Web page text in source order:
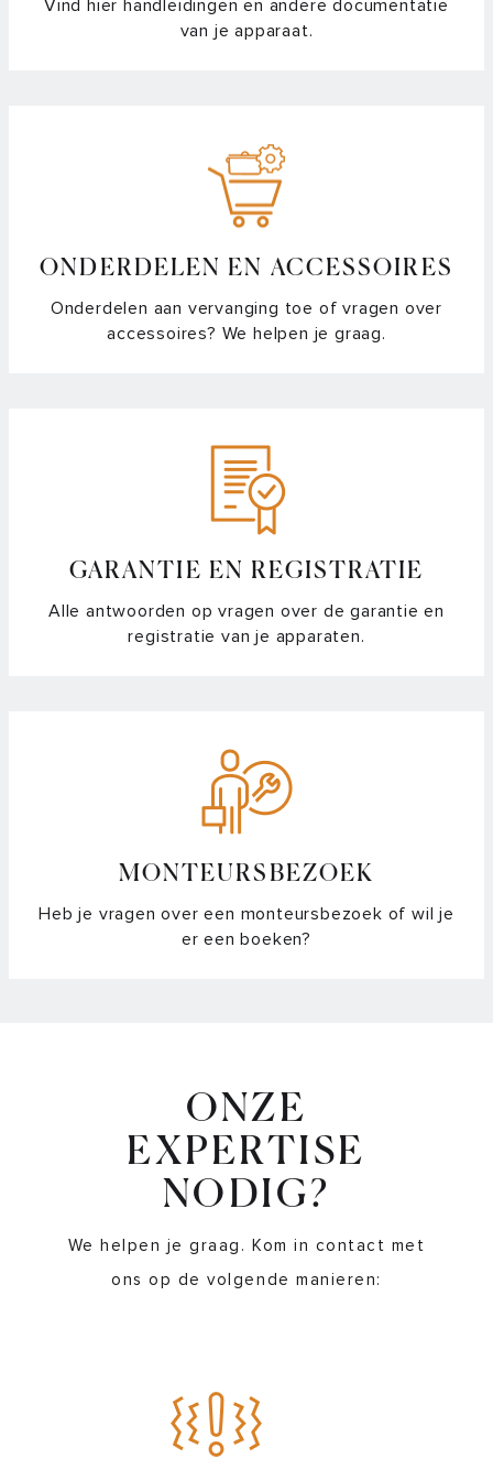
Vind hier handleidingen en andere documentatie
van je apparaat.
ONDERDELEN EN ACCESSOIRES
Onderdelen aan vervanging toe of vragen over
accessoires? We helpen je graag.
GARANTIE EN REGISTRATIE
Alle antwoorden op vragen over de garantie en
registratie van je apparaten.
MONTEURSBEZOEK
Heb je vragen over een monteursbezoek of wil je
er een boeken?
ONZE
EXPERTISE
NODIG?
We helpen je graag. Kom in contact met
ons op de volgende manieren: